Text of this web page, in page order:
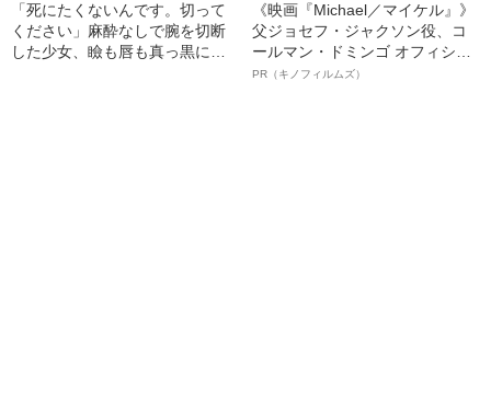
「死にたくないんです。切って
ください」麻酔なしで腕を切断
した少女、瞼も唇も真っ黒に腫
《映画『Michael／マイケル』》
父ジョセフ・ジャクソン役、コ
ールマン・ドミンゴ オフィシャ
ルインタビュー“観客を魅了した
PR（キノフィルムズ）